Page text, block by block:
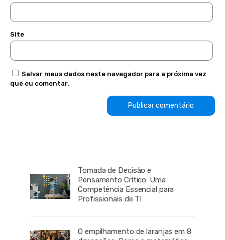
Site
Salvar meus dados neste navegador para a próxima vez
que eu comentar.
Tomada de Decisão e
Pensamento Crítico: Uma
Competência Essencial para
Profissionais de TI
O empilhamento de laranjas em 8